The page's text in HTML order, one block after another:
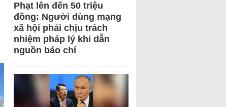
Phạt lên đến 50 triệu
đồng: Người dùng mạng
xã hội phải chịu trách
nhiệm pháp lý khi dẫn
nguồn báo chí